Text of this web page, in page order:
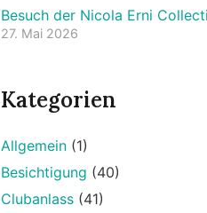
Besuch der Nicola Erni
27. Mai 2026
Kategorien
Allgemein (1)
Besichtigung (40)
Clubanlass (41)